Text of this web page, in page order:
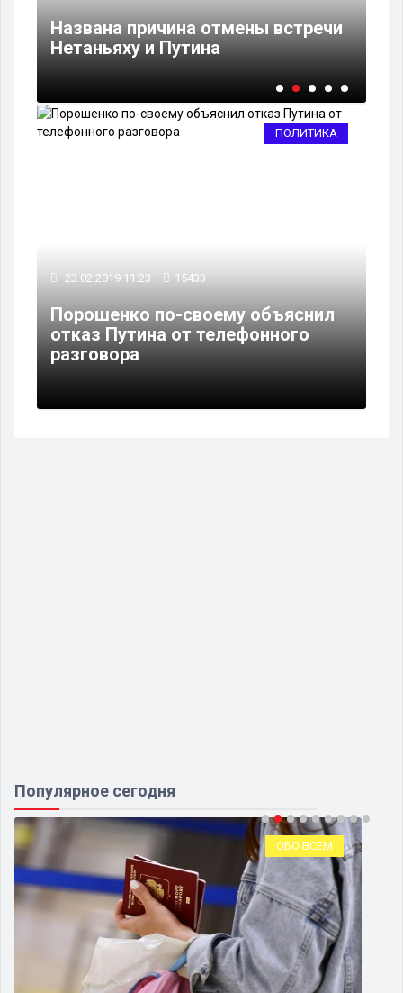
Названа причина отмены встречи
Нетаньяху и Путина
ПОЛИТИКА
23.02.2019 11:23 15433
Порошенко по-своему объяснил
отказ Путина от телефонного
разговора
Популярное сегодня
ОБО ВСЕМ